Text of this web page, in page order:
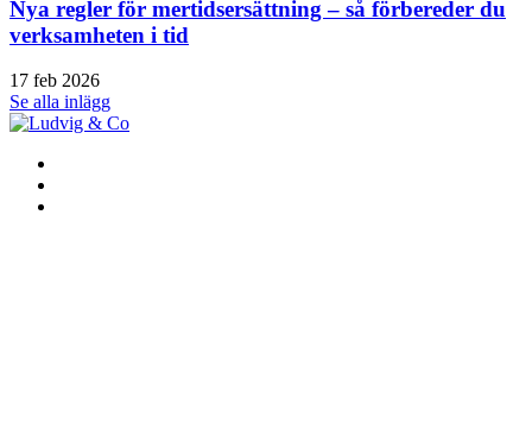
Nya regler för mertidsersättning – så förbereder du
verksamheten i tid
17 feb 2026
Se alla inlägg